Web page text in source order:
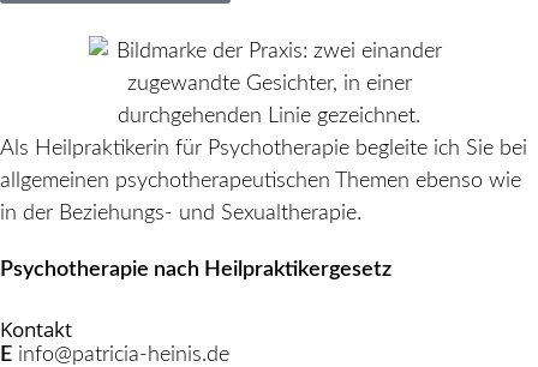
Als Heilpraktikerin für Psychotherapie begleite ich Sie bei
allgemeinen psychotherapeutischen Themen ebenso wie
in der Beziehungs- und Sexualtherapie.
Psychotherapie nach Heilpraktikergesetz
Kontakt
E info@patricia-heinis.de